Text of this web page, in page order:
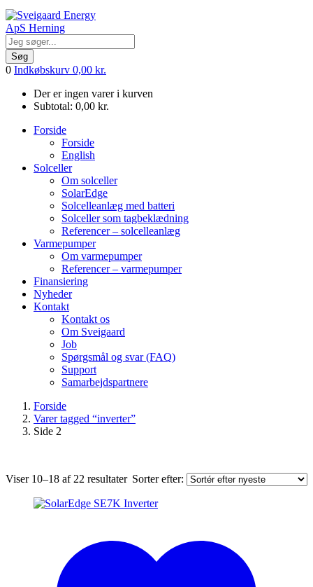
Søg
0 Indkøbskurv 0,00 kr.
Der er ingen varer i kurven
Subtotal: 0,00 kr.
Forside
Forside
English
Solceller
Om solceller
SolarEdge
Solcelleanlæg med batteri
Solceller som tagbeklædning
Referencer – solcelleanlæg
Varmepumper
Om varmepumper
Referencer – varmepumper
Finansiering
Nyheder
Kontakt
Kontakt os
Om Sveigaard
Job
Spørgsmål og svar (FAQ)
Support
Samarbejdspartnere
Forside
Varer tagged “inverter”
Side 2
Viser 10–18 af 22 resultaterSorteret
seneste
Sorter efter: